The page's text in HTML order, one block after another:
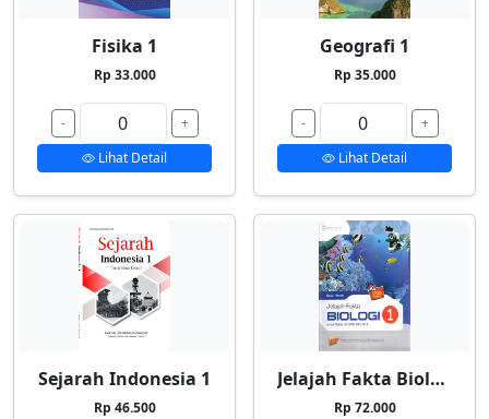
Fisika 1
Rp 33.000
-
+
Lihat Detail
Geografi 1
Rp 35.000
-
+
Lihat Detail
Sejarah Indonesia 1
Rp 46.500
Jelajah Fakta Biologi 1
Rp 72.000